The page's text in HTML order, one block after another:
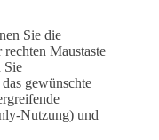
Sie die
Maustaste
Sie
gewünschte
Nutzung) und